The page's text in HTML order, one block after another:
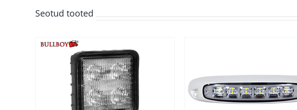
Seotud tooted